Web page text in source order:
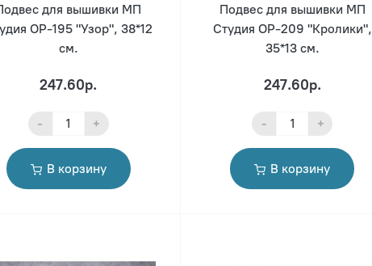
для вышивки МП
ОР-195 "Узор", 38*12
см.
247.60р.
- +
В корзину
Подвес для вышивки МП
Студия ОР-209 "Кролики",
35*13 см.
247.60р.
- +
В корзину